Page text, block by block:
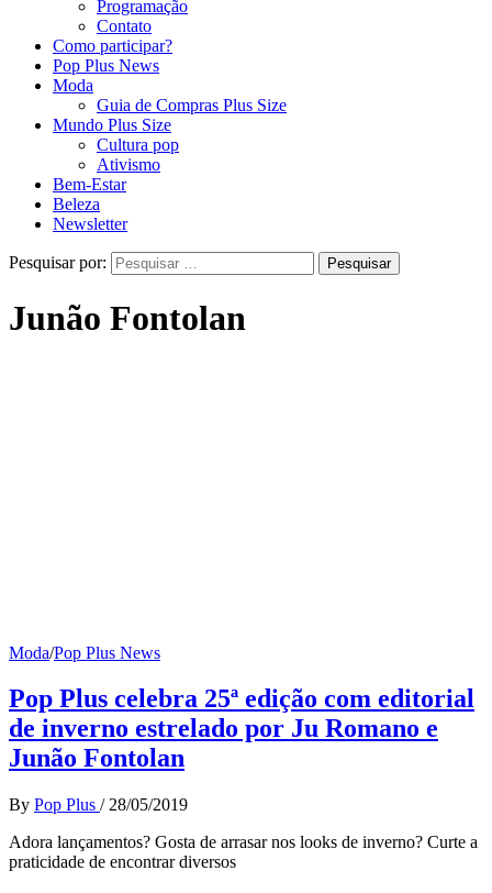
Programação
Contato
Como participar?
Pop Plus News
Moda
Guia de Compras Plus Size
Mundo Plus Size
Cultura pop
Ativismo
Bem-Estar
Beleza
Newsletter
Pesquisar por:
Junão Fontolan
Moda/Pop Plus News
Pop Plus celebra 25ª edição com editorial
de inverno estrelado por Ju Romano e
Junão Fontolan
By Pop Plus / 28/05/2019
Adora lançamentos? Gosta de arrasar nos looks de inverno? Curte a
praticidade de encontrar diversos